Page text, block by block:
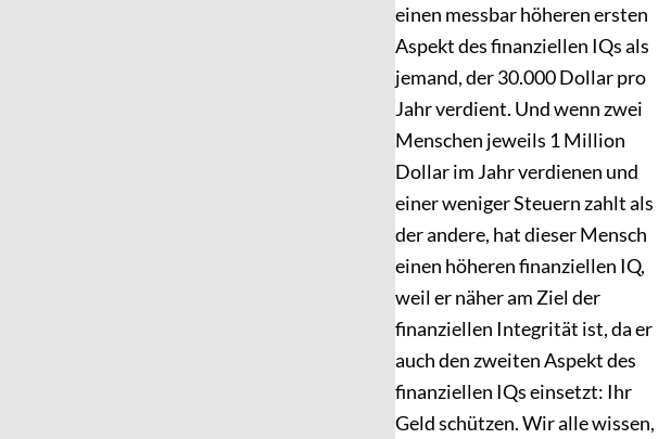
einen messbar höheren ersten
Aspekt des finanziellen IQs als
jemand, der 30.000 Dollar pro
Jahr verdient. Und wenn zwei
Menschen jeweils 1 Million
Dollar im Jahr verdienen und
einer weniger Steuern zahlt als
der andere, hat dieser Mensch
einen höheren finanziellen IQ,
weil er näher am Ziel der
finanziellen Integrität ist, da er
auch den zweiten Aspekt des
finanziellen IQs einsetzt: Ihr
Geld schützen. Wir alle wissen,